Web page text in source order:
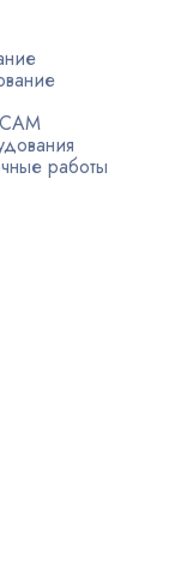
работы